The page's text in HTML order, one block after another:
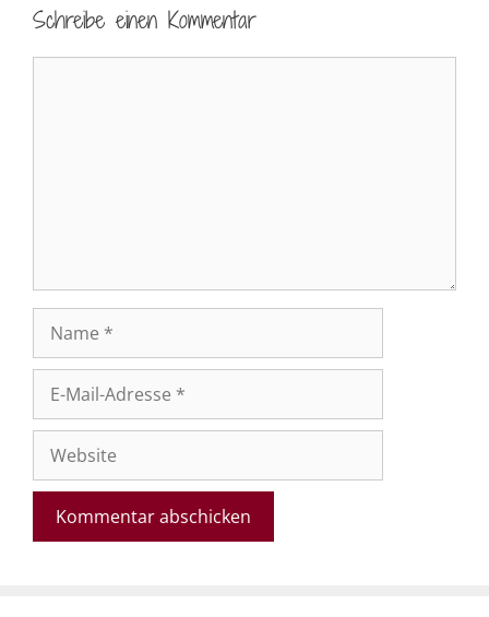
Schreibe einen Kommentar
Mail-
Adresse
Website